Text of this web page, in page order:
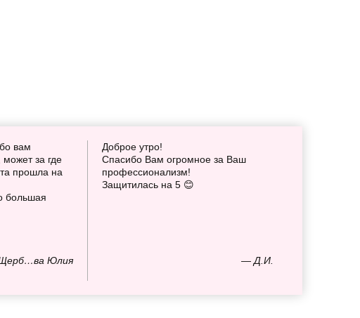
Юлия
вам
за где
прошла на
большая
— Д.И.
Доброе утро!
Спасибо Вам огромное за Ваш
профессионализм!
Защитилась на 5 😊